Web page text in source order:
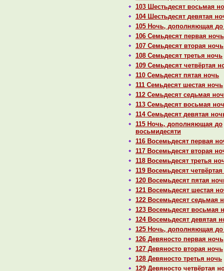
103 Шестьдесят восьмая
104 Шестьдесят девятая
105 Ночь, дополняющая до
106 Семьдесят первая ночь
107 Семьдесят втоpaя ночь
108 Семьдесят третья ночь
109 Семьдесят четвёртая
110 Семьдесят пятая ночь
111 Семьдесят шестая ночь
112 Семьдесят седьмая
113 Семьдесят восьмая
114 Семьдесят девятая
115 Ночь, дополняющая до
восьмидесяти
116 Восемьдесят первая
117 Восемьдесят втоpaя
118 Восемьдесят третья
119 Восемьдесят
120 Восемьдесят пятая
121 Восемьдесят шестая
122 Восемьдесят седьмая
123 Восемьдесят восьмая
124 Восемьдесят девятая
125 Ночь, дополняющая до
126 Девяносто первая ночь
127 Девяносто втоpaя ночь
128 Девяносто третья ночь
129 Девяносто четвёртая